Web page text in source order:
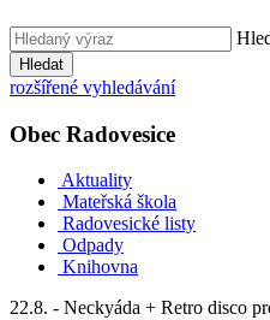
Hledat
rozšířené vyhledávání
Obec Radovesice
Aktuality
Mateřská škola
Radovesické listy
Odpady
Knihovna
22.8. - Neckyáda + Retro disco